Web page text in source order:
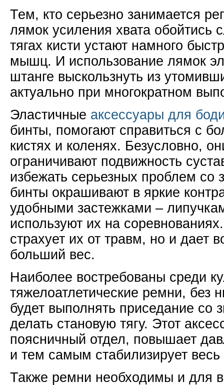
Тем, кто серьезно занимается
лямок усиления хвата обойтись
тягах кисти устают намного
мышц. И использование лямок
штанге выскользнуть из
актуально при многократном
Эластичные аксессуары для
бинты, помогают справиться с
кистях и коленях. Безусловно,
ограничивают подвижность
избежать серьезных проблем со
бинты окрашивают в яркие
удобными застежками –
используют их на
страхует их от травм, но и дает
больший вес.
Наиболее востребованы среди
тяжелоатлетические ремни, без
будет выполнять приседание со
делать становую тягу. Этот
поясничный отдел, повышает
и тем самым стабилизирует
Также ремни необходимы и для